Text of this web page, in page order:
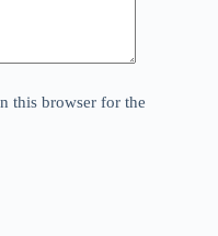
this browser for the